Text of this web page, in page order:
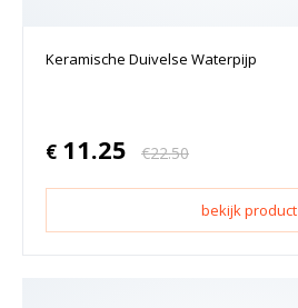
Keramische Duivelse Waterpijp
€ 11.25 €22.50
bekijk product